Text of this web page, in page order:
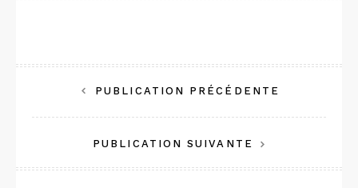
Navigation
de
l’article
PUBLICATION PRÉCÉDENTE
PUBLICATION SUIVANTE